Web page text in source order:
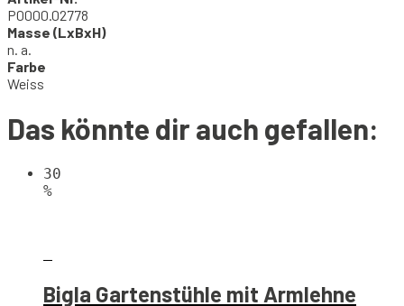
P0000.02778
Masse (LxBxH)
n. a.
Farbe
Weiss
Das könnte dir auch gefallen:
30
%
Bigla Gartenstühle mit Armlehne